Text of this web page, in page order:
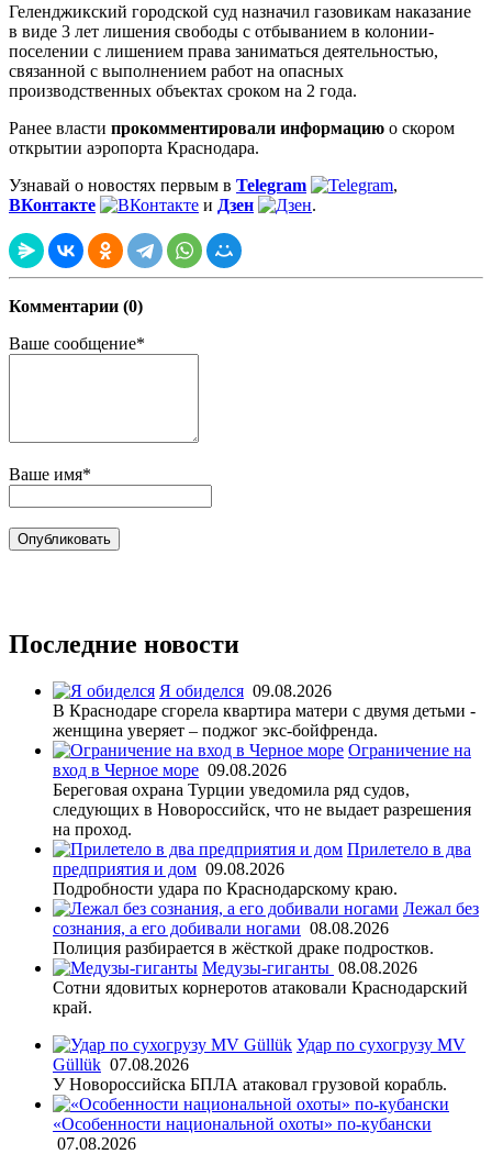
Геленджикский городской суд назначил газовикам наказание
в виде 3 лет лишения свободы с отбыванием в колонии-
поселении с лишением права заниматься деятельностью,
связанной с выполнением работ на опасных
производственных объектах сроком на 2 года.
Ранее власти прокомментировали информацию о скором
открытии аэропорта Краснодара.
Узнавай о новостях первым в Telegram
,
ВКонтакте
и Дзен .
Комментарии (0)
Ваше сообщение*
Ваше имя*
Последние новости
Я обиделся 09.08.2026
В Краснодаре сгорела квартира матери с двумя детьми -
женщина уверяет – поджог экс-бойфренда.
Ограничение на
вход в Черное море 09.08.2026
Береговая охрана Турции уведомила ряд судов,
следующих в Новороссийск, что не выдает разрешения
на проход.
Прилетело в два
предприятия и дом 09.08.2026
Подробности удара по Краснодарскому краю.
Лежал без
сознания, а его добивали ногами 08.08.2026
Полиция разбирается в жёсткой драке подростков.
Медузы-гиганты 08.08.2026
Сотни ядовитых корнеротов атаковали Краснодарский
край.
Удар по сухогрузу MV
Güllük 07.08.2026
У Новороссийска БПЛА атаковал грузовой корабль.
«Особенности национальной охоты» по-кубански
07.08.2026